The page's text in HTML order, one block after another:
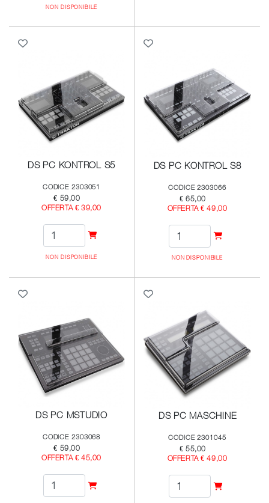
NON DISPONIBILE
DS PC KONTROL S5
CODICE 2303051
€ 59,00
OFFERTA € 39,00
NON DISPONIBILE
DS PC KONTROL S8
CODICE 2303066
€ 65,00
OFFERTA € 49,00
NON DISPONIBILE
DS PC MSTUDIO
CODICE 2303068
€ 59,00
OFFERTA € 45,00
DS PC MASCHINE
CODICE 2301045
€ 55,00
OFFERTA € 49,00